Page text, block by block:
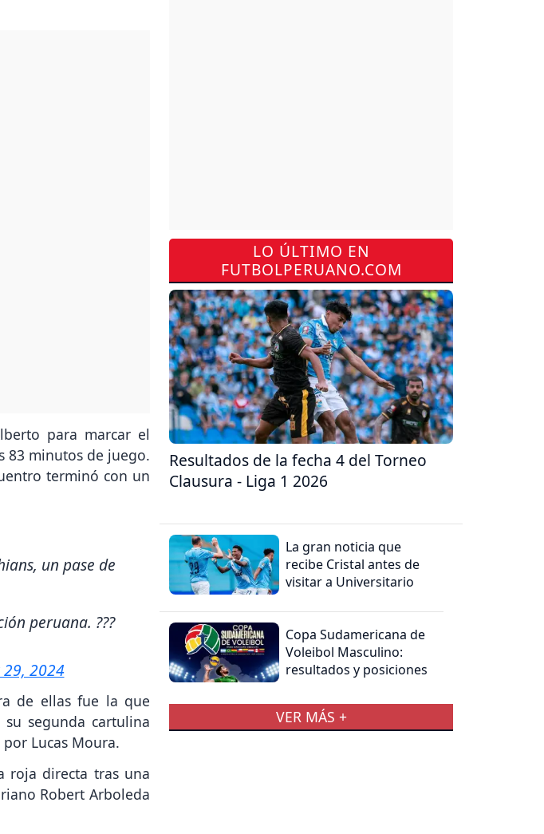
para marcar el
83 minutos de juego.
terminó con un
un pase de
peruana. ???
2024
de ellas fue la que
segunda cartulina
Lucas Moura.
roja directa tras una
Robert Arboleda
LO ÚLTIMO EN
FUTBOLPERUANO.COM
Resultados de la fecha 4 del Torneo
Clausura - Liga 1 2026
La gran noticia que
recibe Cristal antes de
visitar a Universitario
Copa Sudamericana de
Voleibol Masculino:
resultados y posiciones
VER MÁS +